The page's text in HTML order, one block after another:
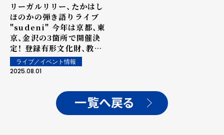
リーガルリリー、たかはし
ほのかの弾き語りライブ
"sudeni" 今年は京都、東
京、金沢の3箇所で開催決
定！ 登録有形文化財、教会
や美術館といった特別な場
所で行う単独公演。
ライブ／イベント情報
2025.08.01
一覧へ戻る